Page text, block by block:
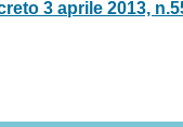
3 aprile 2013,